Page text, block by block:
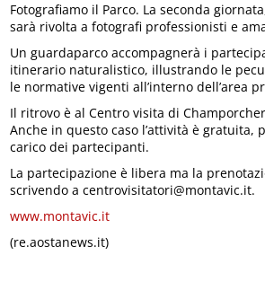
Fotografiamo il Parco. La seconda
sarà rivolta a fotografi professionisti e
Un guardaparco accompagnerà i
itinerario naturalistico, illustrando le
le normative vigenti all’interno dell’area
Il ritrovo è al Centro visita di
Anche in questo caso l’attività è gratuita,
carico dei partecipanti.
La partecipazione è libera ma la
scrivendo a centrovisitatori@montavic.it.
www.montavic.it
(re.aostanews.it)